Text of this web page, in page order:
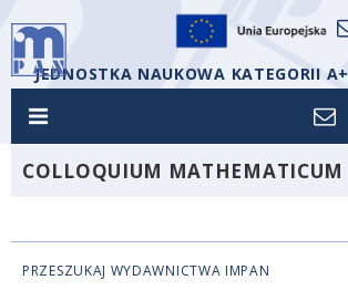
JEDNOSTKA NAUKOWA KATEGORII A+
COLLOQUIUM MATHEMATICUM
PRZESZUKAJ WYDAWNICTWA IMPAN